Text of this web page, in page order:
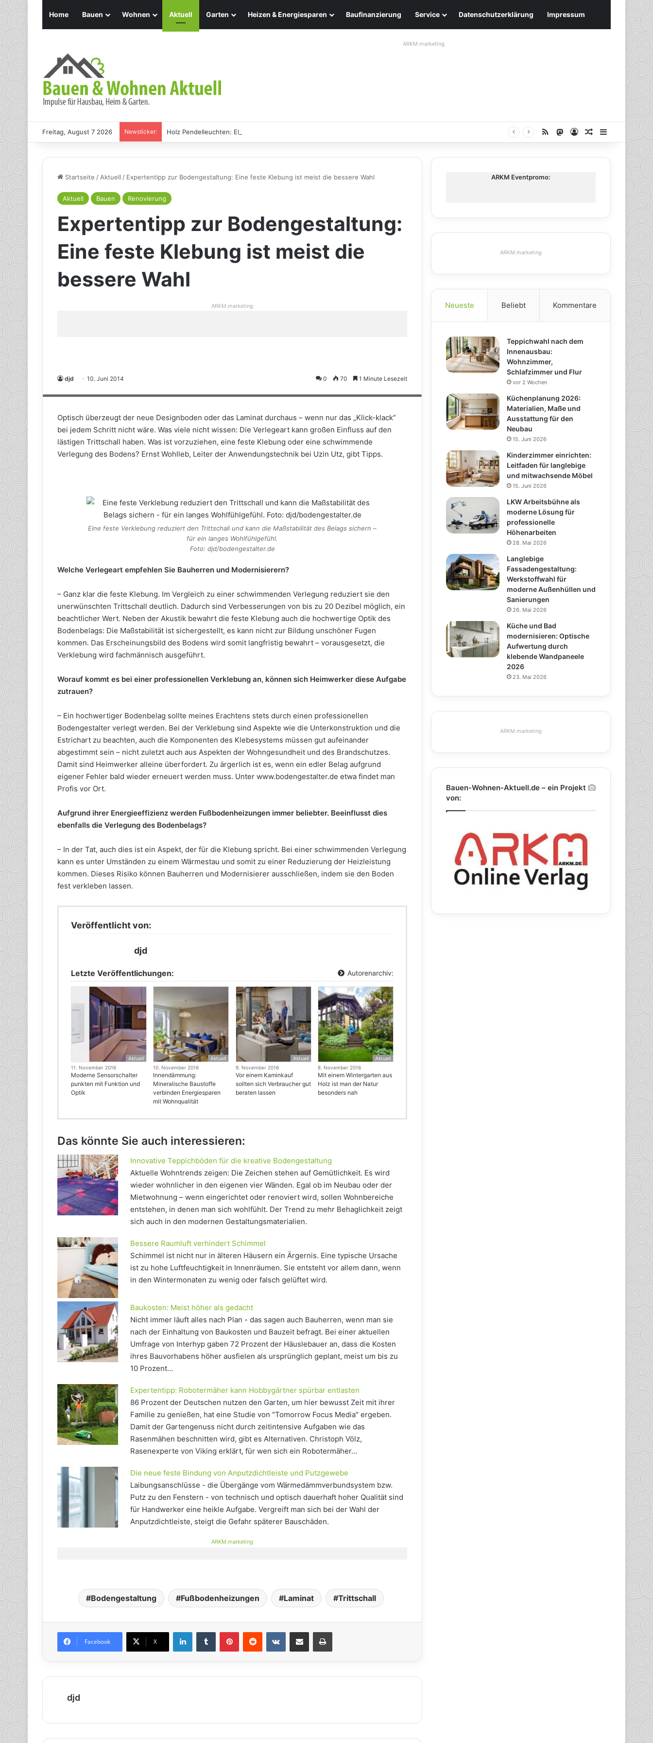
Home Bauen Wohnen Aktuell Garten Heizen & Energiesparen Baufinanzierung Service Datenschutzerklärung Impressum
ARKM.marketing
Freitag, August 7 2026 Newsticker: Holz Pendelleuchten: Eleganz und Nachhaltigkeit für Ihr Zuhause RSS Mastodon
AnmeldenZufälliger
Startseite /Aktuell / Expertentipp zur Bodengestaltung: Eine feste Klebung ist meist die bessere Wahl
Aktuell Bauen Renovierung
Expertentipp zur Bodengestaltung:
Eine feste Klebung ist meist die
bessere Wahl
ARKM.marketing
djd 10. Juni 2014 0 70 1 Minute Lesezeit
Eine feste Verklebung reduziert den Trittschall und kann die Maßstabilität des Belags sichern - für ein langes Wohlfühlgefühl. Foto:
Optisch überzeugt der neue Designboden oder das Laminat durchaus – wenn nur das „Klick-klack“
bei jedem Schritt nicht wäre. Was viele nicht wissen: Die Verlegeart kann großen Einfluss auf den
lästigen Trittschall haben. Was ist vorzuziehen, eine feste Klebung oder eine schwimmende
Verlegung des Bodens? Ernst Wohlleb, Leiter der Anwendungstechnik bei Uzin Utz, gibt Tipps.
Eine feste Verklebung reduziert den Trittschall und kann die Maßstabilität des Belags sichern –
für ein langes Wohlfühlgefühl.
Foto: djd/bodengestalter.de
Welche Verlegeart empfehlen Sie Bauherren und Modernisierern?
– Ganz klar die feste Klebung. Im Vergleich zu einer schwimmenden Verlegung reduziert sie den
unerwünschten Trittschall deutlich. Dadurch sind Verbesserungen von bis zu 20 Dezibel möglich, ein
beachtlicher Wert. Neben der Akustik bewahrt die feste Klebung auch die hochwertige Optik des
Bodenbelags: Die Maßstabilität ist sichergestellt, es kann nicht zur Bildung unschöner Fugen
kommen. Das Erscheinungsbild des Bodens wird somit langfristig bewahrt – vorausgesetzt, die
Verklebung wird fachmännisch ausgeführt.
Worauf kommt es bei einer professionellen Verklebung an, können sich Heimwerker diese Aufgabe
zutrauen?
– Ein hochwertiger Bodenbelag sollte meines Erachtens stets durch einen professionellen
Bodengestalter verlegt werden. Bei der Verklebung sind Aspekte wie die Unterkonstruktion und die
Estrichart zu beachten, auch die Komponenten des Klebesystems müssen gut aufeinander
abgestimmt sein – nicht zuletzt auch aus Aspekten der Wohngesundheit und des Brandschutzes.
Damit sind Heimwerker alleine überfordert. Zu ärgerlich ist es, wenn ein edler Belag aufgrund
eigener Fehler bald wieder erneuert werden muss. Unter www.bodengestalter.de etwa findet man
Profis vor Ort.
Aufgrund ihrer Energieeffizienz werden Fußbodenheizungen immer beliebter. Beeinflusst dies
ebenfalls die Verlegung des Bodenbelags?
– In der Tat, auch dies ist ein Aspekt, der für die Klebung spricht. Bei einer schwimmenden Verlegung
kann es unter Umständen zu einem Wärmestau und somit zu einer Reduzierung der Heizleistung
kommen. Dieses Risiko können Bauherren und Modernisierer ausschließen, indem sie den Boden
fest verkleben lassen.
Veröffentlicht von:
djd
Letzte Veröffentlichungen: Autorenarchiv:
Aktuell
11. November 2016
Moderne Sensorschalter
punkten mit Funktion und
Optik
Aktuell
10. November 2016
Innendämmung:
Mineralische Baustoffe
verbinden Energiesparen
mit Wohnqualität
Aktuell
9. November 2016
Vor einem Kaminkauf
sollten sich Verbraucher gut
beraten lassen
Aktuell
8. November 2016
Mit einem Wintergarten aus
Holz ist man der Natur
besonders nah
Das könnte Sie auch interessieren:
Innovative Teppichböden für die kreative Bodengestaltung
Aktuelle Wohntrends zeigen: Die Zeichen stehen auf Gemütlichkeit. Es wird
wieder wohnlicher in den eigenen vier Wänden. Egal ob im Neubau oder der
Mietwohnung – wenn eingerichtet oder renoviert wird, sollen Wohnbereiche
entstehen, in denen man sich wohlfühlt. Der Trend zu mehr Behaglichkeit zeigt
sich auch in den modernen Gestaltungsmaterialien.
Bessere Raumluft verhindert Schimmel
Schimmel ist nicht nur in älteren Häusern ein Ärgernis. Eine typische Ursache
ist zu hohe Luftfeuchtigkeit in Innenräumen. Sie entsteht vor allem dann, wenn
in den Wintermonaten zu wenig oder falsch gelüftet wird.
Baukosten: Meist höher als gedacht
Nicht immer läuft alles nach Plan - das sagen auch Bauherren, wenn man sie
nach der Einhaltung von Baukosten und Bauzeit befragt. Bei einer aktuellen
Umfrage von Interhyp gaben 72 Prozent der Häuslebauer an, dass die Kosten
ihres Bauvorhabens höher ausfielen als ursprünglich geplant, meist um bis zu
10 Prozent…
Expertentipp: Robotermäher kann Hobbygärtner spürbar entlasten
86 Prozent der Deutschen nutzen den Garten, um hier bewusst Zeit mit ihrer
Familie zu genießen, hat eine Studie von "Tomorrow Focus Media" ergeben.
Damit der Gartengenuss nicht durch zeitintensive Aufgaben wie das
Rasenmähen beschnitten wird, gibt es Alternativen. Christoph Völz,
Rasenexperte von Viking erklärt, für wen sich ein Robotermäher…
Die neue feste Bindung von Anputzdichtleiste und Putzgewebe
Laibungsanschlüsse - die Übergänge vom Wärmedämmverbundsystem bzw.
Putz zu den Fenstern - von technisch und optisch dauerhaft hoher Qualität sind
für Handwerker eine heikle Aufgabe. Vergreift man sich bei der Wahl der
Anputzdichtleiste, steigt die Gefahr späterer Bauschäden.
ARKM.marketing
Bodengestaltung Fußbodenheizungen Laminat Trittschall
Facebook X
djd
ARKM Eventpromo:
ARKM.marketing
Neueste Beliebt Kommentare
Teppichwahl nach dem
Innenausbau:
Wohnzimmer,
Schlafzimmer und Flur
vor 2 Wochen
Küchenplanung 2026:
Materialien, Maße und
Ausstattung für den
Neubau
15. Juni 2026
Kinderzimmer einrichten:
Leitfaden für langlebige
und mitwachsende Möbel
15. Juni 2026
LKW Arbeitsbühne als
moderne Lösung für
professionelle
Höhenarbeiten
28. Mai 2026
Langlebige
Fassadengestaltung:
Werkstoffwahl für
moderne Außenhüllen und
Sanierungen
26. Mai 2026
Küche und Bad
modernisieren: Optische
Aufwertung durch
klebende Wandpaneele
2026
23. Mai 2026
ARKM.marketing
Bauen-Wohnen-Aktuell.de – ein Projekt
von: